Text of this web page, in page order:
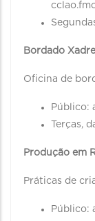
Bordado
Oficina de
Público:
Terças,
Produção em
Práticas de
Público: